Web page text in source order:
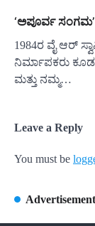
‘ಅಪೂರ್ವ ಸಂಗಮ’
1984ರ ವೈ ಆರ್
ನಿರ್ಮಾಪಕರು ಕೂಡ
ಮತ್ತು ನಮ್ಮ…
Leave a Reply
You must be
Advertisement